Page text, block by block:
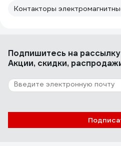
Контакторы
Подпишитесь на рассылку
Акции, скидки,